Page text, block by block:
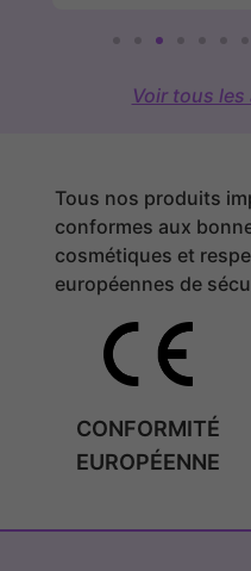
Voir tous
Tous nos produits
conformes aux
cosmétiques et
européennes de
CONFORMITÉ
EUROPÉENNE